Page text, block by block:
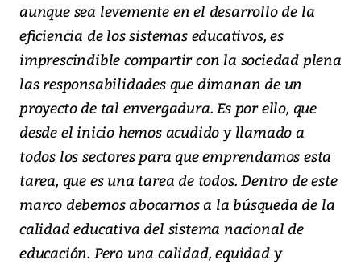
aunque sea levemente en el desarrollo de la
eficiencia de los sistemas educativos, es
imprescindible compartir con la sociedad plena
las responsabilidades que dimanan de un
proyecto de tal envergadura. Es por ello, que
desde el inicio hemos acudido y llamado a
todos los sectores para que emprendamos esta
tarea, que es una tarea de todos. Dentro de este
marco debemos abocarnos a la búsqueda de la
calidad educativa del sistema nacional de
educación. Pero una calidad, equidad y